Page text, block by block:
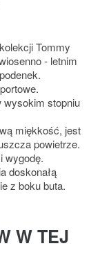
Tommy
- letnim
wysokim stopniu
miękkość, jest
powietrze.
wygodę.
doskonałą
z boku buta.
W TEJ